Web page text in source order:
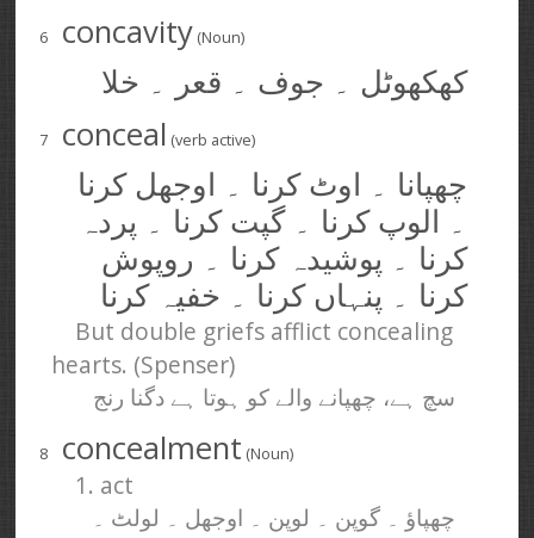
6 concavity (Noun)
کھکھوٹل ۔ جوف ۔ قعر ۔ خلا
7 conceal (verb active)
چھپانا ۔ اوٹ کرنا ۔ اوجھل کرنا
۔ الوپ کرنا ۔ گپت کرنا ۔ پردہ
کرنا ۔ پوشیدہ کرنا ۔ روپوش
کرنا ۔ پنہاں کرنا ۔ خفیہ کرنا
But double griefs afflict concealing
hearts. (Spenser)
سچ ہے، چھپانے والے کو ہوتا ہے دگنا رنج
8 concealment (Noun)
1. act
چھپاؤ ۔ گوپن ۔ لوپن ۔ اوجھل ۔ لولٹ ۔